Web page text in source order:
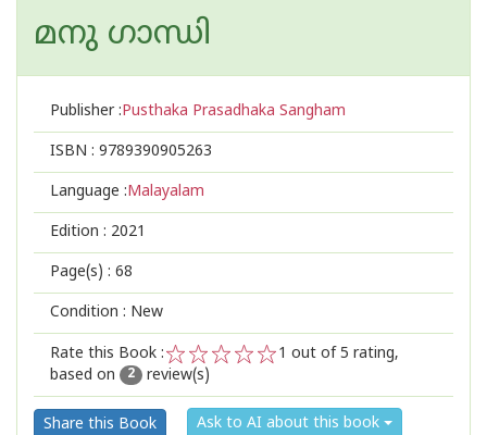
മനു ഗാന്ധി
Publisher :Pusthaka Prasadhaka Sangham
ISBN : 9789390905263
Language :Malayalam
Edition : 2021
Page(s) : 68
Condition : New
Rate this Book :
2
1
1 out of 5 rating,
based on
2 review(s)
Share this Book Ask to AI about this book